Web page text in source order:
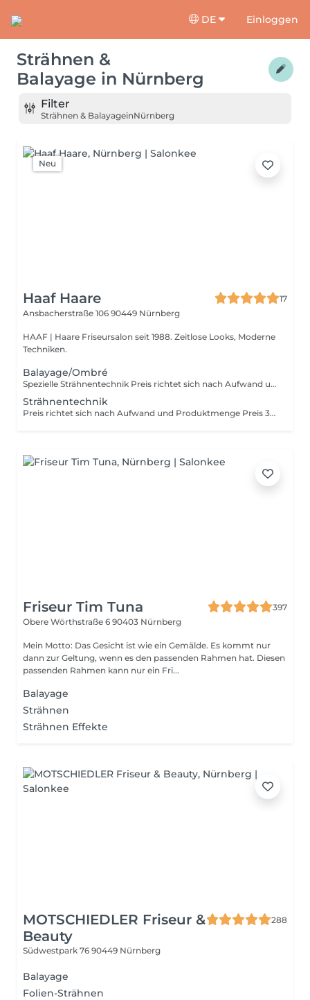
DE Einloggen
Strähnen &
Balayage in Nürnberg
Filter
Strähnen & BalayageinNürnberg
Neu
Haaf Haare
17
Ansbacherstraße 106 90449 Nürnberg
HAAF | Haare Friseursalon seit 1988. Zeitlose Looks, Moderne
Techniken.
Balayage/Ombré
Spezielle Strähnentechnik Preis richtet sich nach Aufwand und Produktmenge Preis 90 - 230€
Strähnentechnik
Preis richtet sich nach Aufwand und Produktmenge Preis 30 - 190€
Friseur Tim Tuna
397
Obere Wörthstraße 6 90403 Nürnberg
Mein Motto: Das Gesicht ist wie ein Gemälde. Es kommt nur
dann zur Geltung, wenn es den passenden Rahmen hat. Diesen
passenden Rahmen kann nur ein Fri...
Balayage
Strähnen
Strähnen Effekte
MOTSCHIEDLER Friseur &
Beauty
288
Südwestpark 76 90449 Nürnberg
Balayage
Folien-Strähnen